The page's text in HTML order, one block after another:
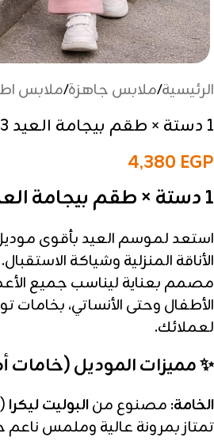
الرئيسية/ملابس جاهزة/ملابس
1 دستة × طقم بيجامة العيد 3 قطع وردي
4,380 EGP
1 دستة × طقم بيجامة العيد 3 قطع وردي
استعد لموسم العيد بأقوى
الأناقة المنزلية وشياكة
مصمم بعناية ليناسب جميع
الأطفال وحتى الأنساتي، بخامات
لعملائك.
✨ مميزات الموديل (خامات
الخامة: مصنوع منالبوليت ليكرا
تمتاز بمرونة عالية وملمس